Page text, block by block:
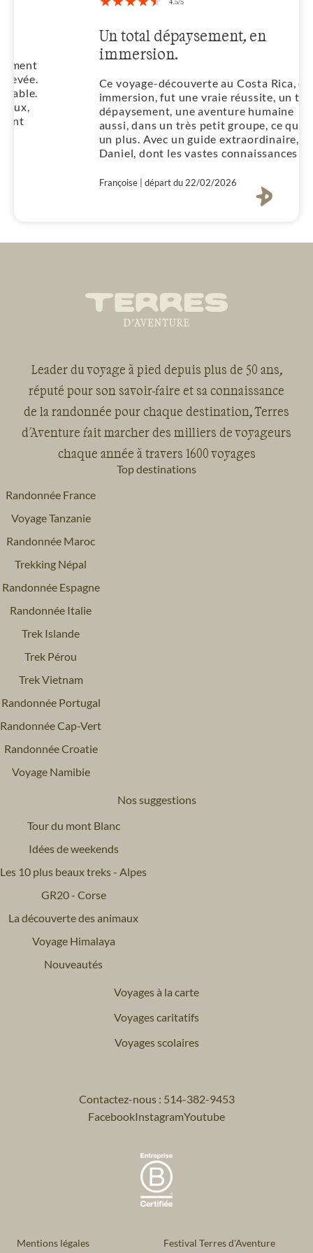
Un total dépaysement, en
immersion.
Ce voyage-découverte au Costa Rica, en
immersion, fut une vraie réussite, un total
dépaysement, une aventure humaine
aussi, dans un très petit groupe, ce qui fut
un plus. Avec un guide extraordinaire,
Daniel, dont les vastes connaissances sur
ses plantes et fleurs, ont été fort
Françoise | départ du 22/02/2026
Leader du voyage à pied depuis plus de 50 ans,
réputé pour son savoir-faire et sa connaissance
de la randonnée pour chaque destination, Terres
d'Aventure fait marcher des milliers de voyageurs
chaque année à travers 1600 voyages
Top destinations
Randonnée France
Voyage Tanzanie
Randonnée Maroc
Trekking Népal
Randonnée Espagne
Randonnée Italie
Trek Islande
Trek Pérou
Trek Vietnam
Randonnée Portugal
Randonnée Cap-Vert
Randonnée Croatie
Voyage Namibie
Nos suggestions
Tour du mont Blanc
Idées de weekends
Les 10 plus beaux treks - Alpes
GR20 - Corse
La découverte des animaux
Voyage Himalaya
Nouveautés
Voyages à la carte
Voyages caritatifs
Voyages scolaires
Contactez-nous : 514-382-9453
FacebookInstagramYoutube
Mentions légales Festival Terres d'Aventure